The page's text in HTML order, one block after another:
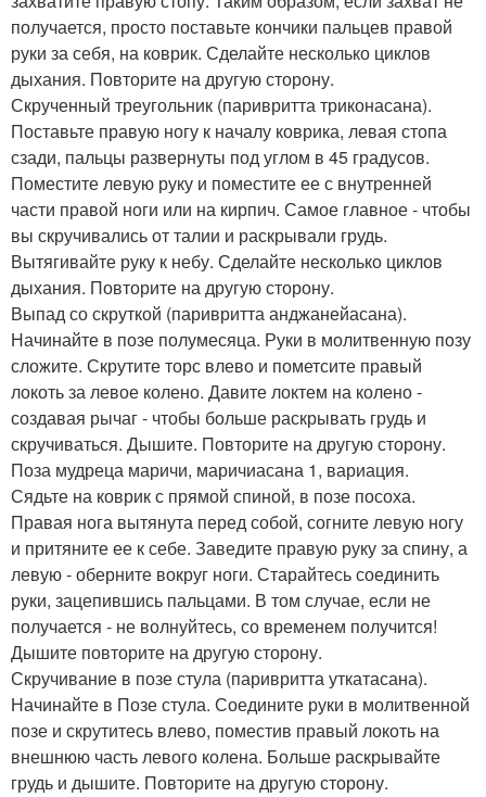
получается, просто поставьте кончики пальцев правой
руки за себя, на коврик. Сделайте несколько циклов
дыхания. Повторите на другую сторону.
Скрученный треугольник (паривритта триконасана).
Поставьте правую ногу к началу коврика, левая стопа
сзади, пальцы развернуты под углом в 45 градусов.
Поместите левую руку и поместите ее с внутренней
части правой ноги или на кирпич. Самое главное - чтобы
вы скручивались от талии и раскрывали грудь.
Вытягивайте руку к небу. Сделайте несколько циклов
дыхания. Повторите на другую сторону.
Выпад со скруткой (паривритта анджанейасана).
Начинайте в позе полумесяца. Руки в молитвенную позу
сложите. Скрутите торс влево и пометсите правый
локоть за левое колено. Давите локтем на колено -
создавая рычаг - чтобы больше раскрывать грудь и
скручиваться. Дышите. Повторите на другую сторону.
Поза мудреца маричи, маричиасана 1, вариация.
Сядьте на коврик с прямой спиной, в позе посоха.
Правая нога вытянута перед собой, согните левую ногу
и притяните ее к себе. Заведите правую руку за спину, а
левую - оберните вокруг ноги. Старайтесь соединить
руки, зацепившись пальцами. В том случае, если не
получается - не волнуйтесь, со временем получится!
Дышите повторите на другую сторону.
Скручивание в позе стула (паривритта уткатасана).
Начинайте в Позе стула. Соедините руки в молитвенной
позе и скрутитесь влево, поместив правый локоть на
внешнюю часть левого колена. Больше раскрывайте
грудь и дышите. Повторите на другую сторону.